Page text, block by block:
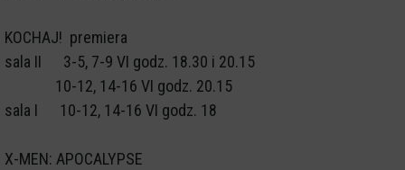
KOCHAJ! premiera
sala II 3-5, 7-9 VI godz. 18.30 i 20.15
10-12, 14-16 VI godz. 20.15
sala I 10-12, 14-16 VI godz. 18
X-MEN: APOCALYPSE